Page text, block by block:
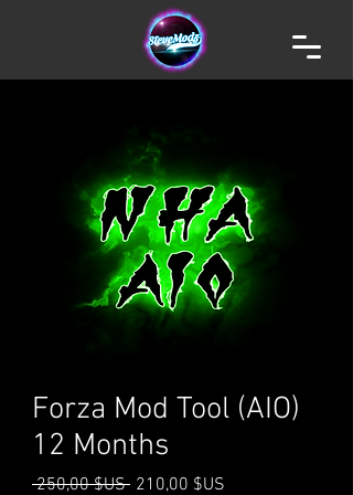
Forza Mod Tool (AIO)
12 Months
250,00 $US Prix
210,00 $US